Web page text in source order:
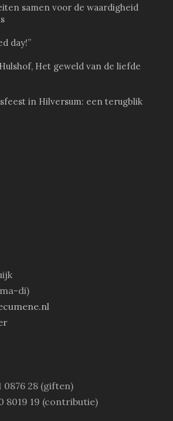
samen voor de waardigheid
day!”
Het geweld van de liefde
in Hilversum: een terugblik
di)
0876 28 (giften)
8019 19 (contributie)